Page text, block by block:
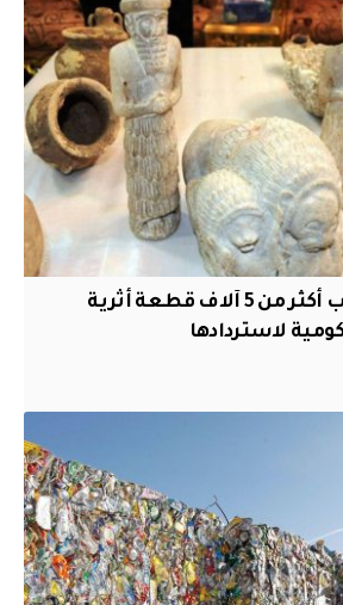
بعد 2003.. تهريب أكثر من 5 آلاف قطعة أثرية
لاستردادها